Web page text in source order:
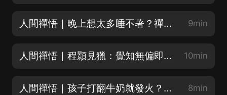
人間禪悟｜晚上想太多睡不著？禪學：念中解脫是不被念頭纏 9min
人間禪悟｜程顥見獵：覺知無偏即是般若 10min
人間禪悟｜孩子打翻牛奶就發火？禪學：般若就是放下偏見的清明 8min